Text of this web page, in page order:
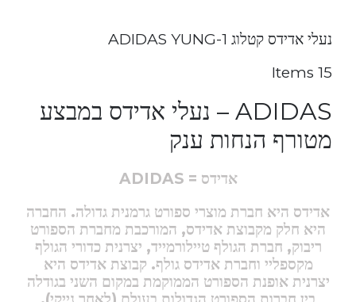
נעלי אדידס קטלוג ADIDAS YUNG-1
15 Items
ADIDAS – נעלי אדידס במבצע
מטורף הנחות ענק
אדידס = ADIDAS
אדידס היא חברת מוצרי ספורט גרמנית גדולה. החברה
היא חלק מקבוצת אדידס, המורכבת מחברת הספורט
ריבוק, חברת הגולף טיילורמייד, יצרנית כדורי הגולף
מקספליי וחברת אדידס גולף. קבוצת אדידס היא
יצרנית אופנת הספורט הממוקמת במקום השני בגודלה